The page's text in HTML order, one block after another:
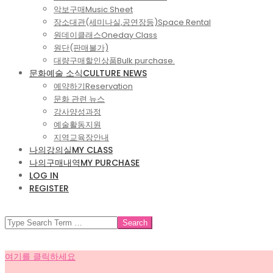
악보구매Music Sheet
장소대관(세미나실,공연장등)Space Rental
원데이클래스Oneday Class
원단(판매불가)
대량구매할인상품Bulk purchase.
문화예술 소식CULTURE NEWS
예약하기Reservation
문화 관련 뉴스
강사양성과정
예술활동지원
지역교육장안내
나의강의실MY CLASS
나의구매내역MY PURCHASE
LOG IN
REGISTER
SEARCH
여기를 클릭하세요